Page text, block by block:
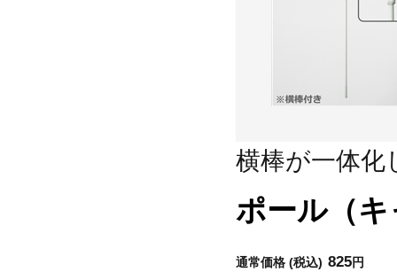
横棒が一体化
ポール（
通常価格 (税込) 825円